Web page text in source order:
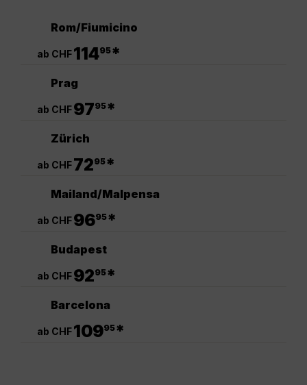
Rom/Fiumicino
ab CHF11495*
Prag
ab CHF9795*
Zürich
ab CHF7295*
Mailand/Malpensa
ab CHF9695*
Budapest
ab CHF9295*
Barcelona
ab CHF10995*